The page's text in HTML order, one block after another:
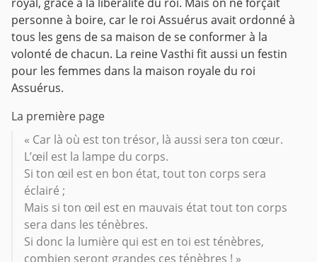
personne à boire, car le roi Assuérus avait ordonné à
tous les gens de sa maison de se conformer à la
volonté de chacun. La reine Vasthi fit aussi un festin
pour les femmes dans la maison royale du roi
Assuérus.
La première page
« Car là où est ton trésor, là aussi sera ton cœur.
L’œil est la lampe du corps.
Si ton œil est en bon état, tout ton corps sera
éclairé ;
Mais si ton œil est en mauvais état tout ton corps
sera dans les ténèbres.
Si donc la lumière qui est en toi est ténèbres,
combien seront grandes ces ténèbres ! »